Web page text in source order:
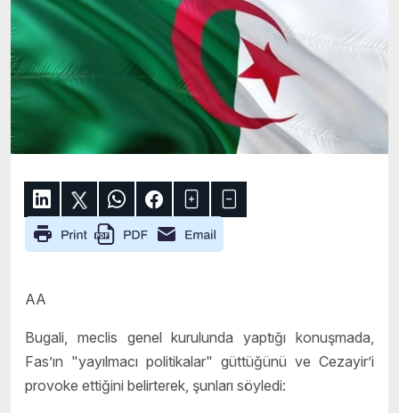
AA
Bugali, meclis genel kurulunda yaptığı konuşmada,
Fas’ın "yayılmacı politikalar" güttüğünü ve Cezayir’i
provoke ettiğini belirterek, şunları söyledi: